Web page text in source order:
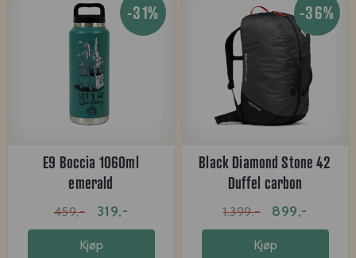
-31%
E9 Boccia 1060ml
emerald
459,- 319,-
Kjøp
-36%
Black Diamond Stone 42
Duffel carbon
1.399,- 899,-
Kjøp